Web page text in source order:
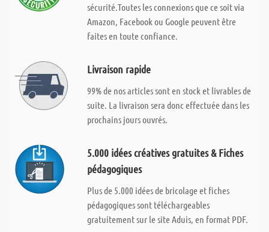
sécurité.Toutes les connexions que ce soit via
Amazon, Facebook ou Google peuvent être
faites en toute confiance.
Livraison rapide
99% de nos articles sont en stock et livrables de
suite. La livraison sera donc effectuée dans les
prochains jours ouvrés.
5.000 idées créatives gratuites & Fiches
pédagogiques
Plus de 5.000 idées de bricolage et fiches
pédagogiques sont téléchargeables
gratuitement sur le site Aduis, en format PDF.